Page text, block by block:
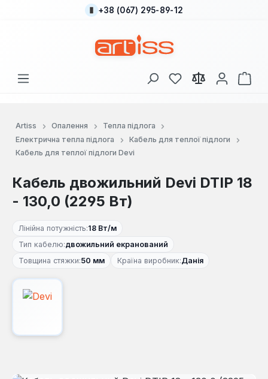
Перейти до основного вмісту
+38 (067) 295-89-12
У вас є 0 у списку
Artiss Опалення
Тепла підлога
Електрична тепла підлога
Кабель для теплої підлоги
Кабель для теплої підлоги Devi
Кабель двожильний Devi DTIP 18
- 130,0 (2295 Вт)
Лінійна потужність:18 Вт/м
Тип кабелю:двожильний екранований
Товщина стяжки:50 мм Країна виробник:Данія